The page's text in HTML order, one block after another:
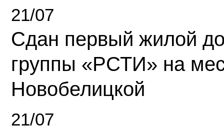
21/07
Сдан первый жилой
группы «РСТИ» на
Новобелицкой
21/07